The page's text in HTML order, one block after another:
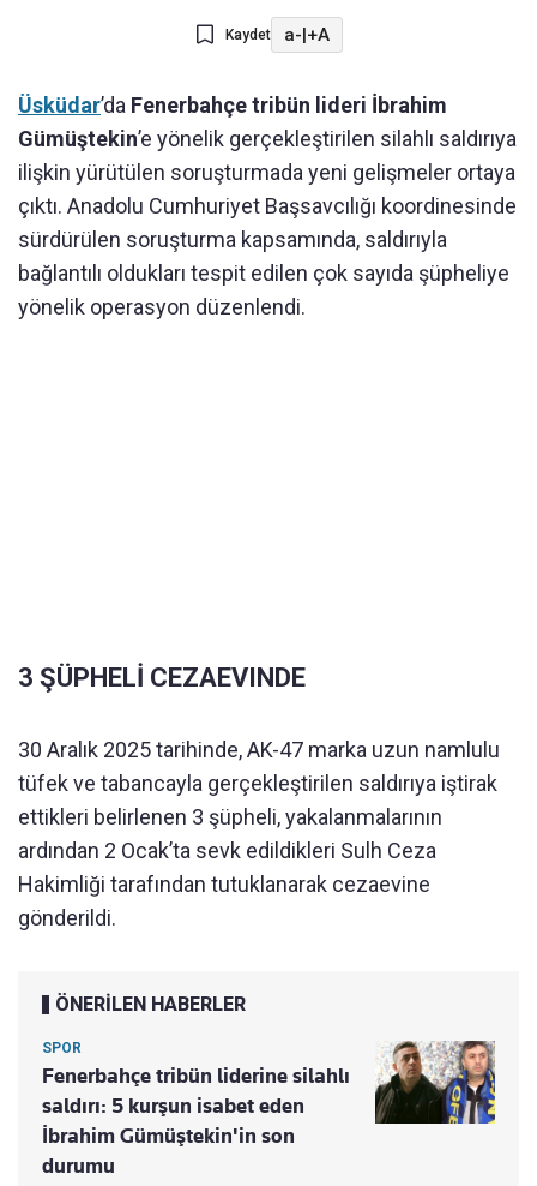
Kaydet a-|+A
Üsküdar’da Fenerbahçe tribün lideri İbrahim
Gümüştekin’e yönelik gerçekleştirilen silahlı saldırıya
ilişkin yürütülen soruşturmada yeni gelişmeler ortaya
çıktı. Anadolu Cumhuriyet Başsavcılığı koordinesinde
sürdürülen soruşturma kapsamında, saldırıyla
bağlantılı oldukları tespit edilen çok sayıda şüpheliye
yönelik operasyon düzenlendi.
3 ŞÜPHELİ CEZAEVINDE
30 Aralık 2025 tarihinde, AK-47 marka uzun namlulu
tüfek ve tabancayla gerçekleştirilen saldırıya iştirak
ettikleri belirlenen 3 şüpheli, yakalanmalarının
ardından 2 Ocak’ta sevk edildikleri Sulh Ceza
Hakimliği tarafından tutuklanarak cezaevine
gönderildi.
ÖNERİLEN HABERLER
SPOR
Fenerbahçe tribün liderine silahlı
saldırı: 5 kurşun isabet eden
İbrahim Gümüştekin'in son
durumu